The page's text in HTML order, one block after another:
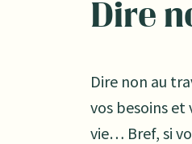
Dire
Dire non au
vos besoins
vie… Bref, si